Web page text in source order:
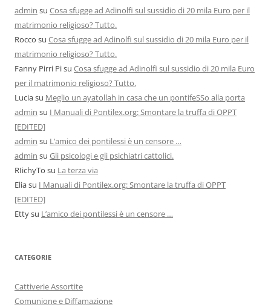
admin su Cosa sfugge ad Adinolfi sul sussidio di 20 mila Euro per il
matrimonio religioso? Tutto.
Rocco su Cosa sfugge ad Adinolfi sul sussidio di 20 mila Euro per il
matrimonio religioso? Tutto.
Fanny Pirri Pisu Cosa sfugge ad Adinolfi sul sussidio di 20 mila Euro
per il matrimonio religioso? Tutto.
Luciasu Meglio un ayatollah in casa che un pontifeSSo alla porta
admin su I Manuali di Pontilex.org: Smontare la truffa di OPPT
[EDITED]
admin su L’amico dei pontilessi è un censore …
admin su Gli psicologi e gli psichiatri cattolici.
RIichyTo su La terza via
Eliasu I Manuali di Pontilex.org: Smontare la truffa di OPPT
[EDITED]
Ettysu L’amico dei pontilessi è un censore …
CATEGORIE
Cattiverie Assortite
Comunione e Diffamazione